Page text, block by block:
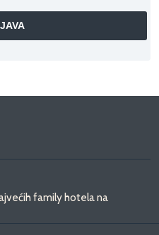
family hotela na